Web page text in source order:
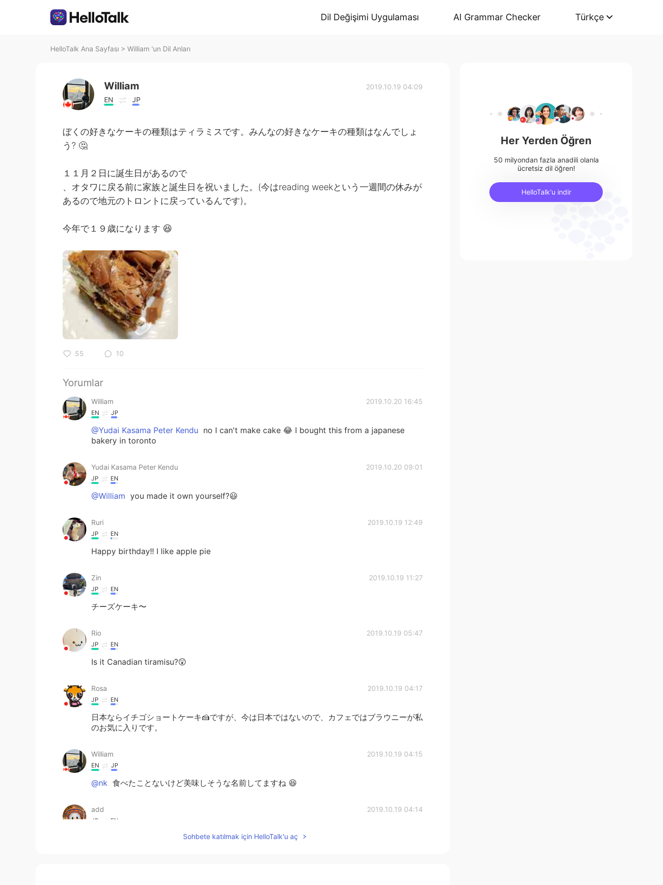
Dil Değişimi Uygulaması AI Grammar Checker Türkçe
HelloTalk Ana Sayfası > William 'un Dil Anları
William
EN JP
2019.10.19 04:09
ぼくの好きなケーキの種類はティラミスです。みんなの好きなケーキの種類はなんでしょ
う? 🤔
１１月２日に誕生日があるので
、オタワに戻る前に家族と誕生日を祝いました。(今はreading weekという一週間の休みが
あるので地元のトロントに戻っているんです)。
今年で１９歳になります 😆
55 10
Yorumlar
William 2019.10.20 16:45
EN JP
@Yudai Kasama Peter Kendu no I can't make cake 😂 I bought this from a japanese
bakery in toronto
Yudai Kasama Peter Kendu 2019.10.20 09:01
JP EN
@William you made it own yourself?😃
Ruri 2019.10.19 12:49
JP EN
Happy birthday!! I like apple pie
Zin 2019.10.19 11:27
JP EN
チーズケーキ〜
Rio 2019.10.19 05:47
JP EN
Is it Canadian tiramisu?😲
Rosa 2019.10.19 04:17
JP EN
日本ならイチゴショートケーキ🍰ですが、今は日本ではないので、カフェではブラウニーが私
のお気に入りです。
William 2019.10.19 04:15
EN JP
@nk 食べたことないけど美味しそうな名前してますね 😆
add 2019.10.19 04:14
JP EN
誕生日おめでとうございます。 このティラミスは特に美味しそうですね。
Sohbete katılmak için HelloTalk'u aç
Her Yerden Öğren
50 milyondan fazla anadili olanla
ücretsiz dil öğren!
HelloTalk'u indir